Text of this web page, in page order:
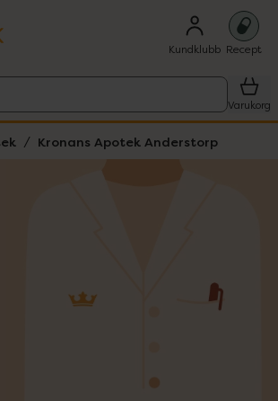
Kundklubb Recept
Varukorg
Kronans Apotek Anderstorp